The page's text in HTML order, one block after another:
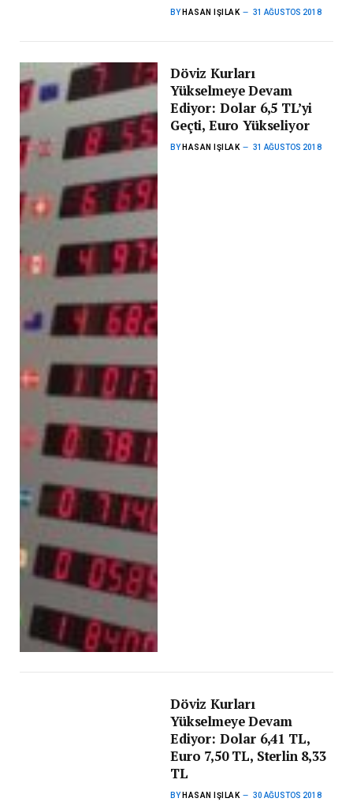
BY HASAN IŞILAK 31 AĞUSTOS 2018
Döviz Kurları
Yükselmeye Devam
Ediyor: Dolar 6,5 TL’yi
Geçti, Euro Yükseliyor
BY HASAN IŞILAK 31 AĞUSTOS 2018
Döviz Kurları
Yükselmeye Devam
Ediyor: Dolar 6,41 TL,
Euro 7,50 TL, Sterlin 8,33
TL
BY HASAN IŞILAK 30 AĞUSTOS 2018